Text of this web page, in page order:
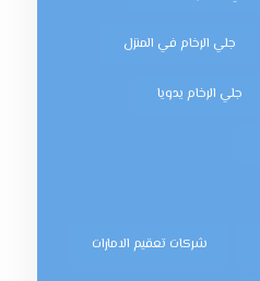
جلي الرخام في المنزل
جلي الرخام يدويا
شركات تعقيم الامارات